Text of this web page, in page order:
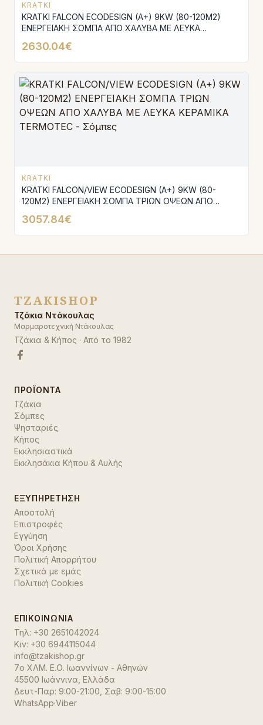
KRATKI
KRATKI FALCON ECODESIGN (A+) 9KW (80-120M2)
ΕΝΕΡΓΕΙΑΚΗ ΣΟΜΠΑ ΑΠΟ ΧΑΛΥΒΑ ΜΕ ΛΕΥΚΑ
2630.04€
KRATKI
KRATKI FALCON/VIEW ECODESIGN (A+) 9KW (80-
120M2) ΕΝΕΡΓΕΙΑΚΗ ΣΟΜΠΑ ΤΡΙΩΝ ΟΨΕΩΝ ΑΠΟ
3057.84€
TZAKISHOP
Τζάκια Ντάκουλας
Μαρμαροτεχνική Ντάκουλας
Τζάκια & Κήπος · Από το 1982
ΠΡΟΪΌΝΤΑ
Τζάκια
Σόμπες
Ψησταριές
Κήπος
Εκκλησιαστικά
Εκκλησάκια Κήπου & Αυλής
ΕΞΥΠΗΡΈΤΗΣΗ
Αποστολή
Επιστροφές
Εγγύηση
Όροι Χρήσης
Πολιτική Απορρήτου
Σχετικά με εμάς
Πολιτική Cookies
ΕΠΙΚΟΙΝΩΝΊΑ
Τηλ: +30 2651042024
Κιν: +30 6944115044
info@tzakishop.gr
7ο ΧΛΜ. Ε.Ο. Ιωαννίνων - Αθηνών
45500 Ιωάννινα Ελλάδα
Δευτ-Παρ: 9:00-21:00, Σαβ: 9:00-15:00
WhatsApp·Viber